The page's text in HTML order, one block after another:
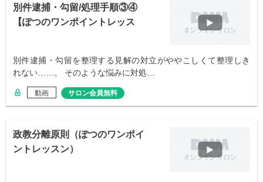
別件逮捕・勾留/処理手順③④
【ぽつのワンポイントレッス
別件逮捕・勾留を整理する見解の対立がややこしくて整理しき
れない……。 そのような悩みに対処…
動画 サロン会員無料
政教分離原則（ぽつのワンポイ
ントレッスン）